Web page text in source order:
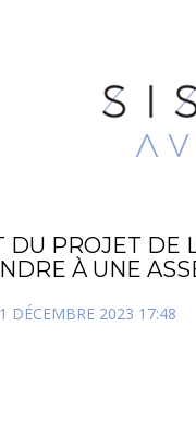
DU PROJET DE
À UNE
DÉCEMBRE 2023 17:48